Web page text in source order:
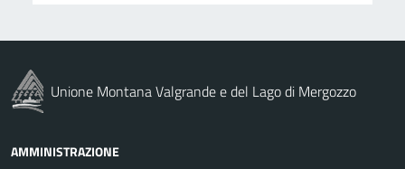
Unione Montana Valgrande e del Lago di Mergozzo
AMMINISTRAZIONE